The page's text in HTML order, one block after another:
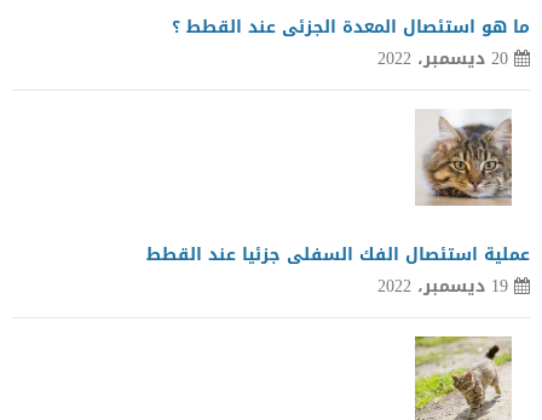
ما هو استئصال المعدة الجزئى عند القطط ؟
20 ديسمبر، 2022
عملية استئصال الفك السفلى جزئيا عند القطط
19 ديسمبر، 2022